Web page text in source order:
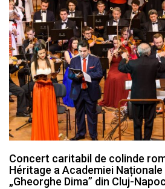
Concert caritabil de colinde
Héritage a Academiei
„Gheorghe Dima” din Cluj-